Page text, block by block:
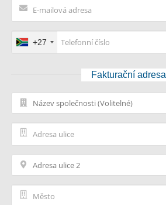
+27
Fakturační adresa